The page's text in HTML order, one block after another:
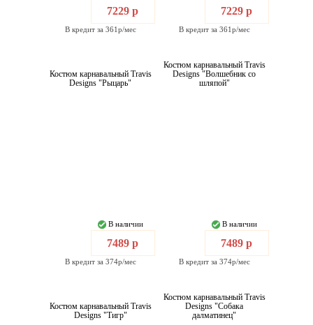
7229 р
В кредит за 361р/мес
7229 р
В кредит за 361р/мес
Костюм карнавальный Travis
Designs "Рыцарь"
В наличии
7489 р
В кредит за 374р/мес
Костюм карнавальный Travis
Designs "Волшебник со
шляпой"
В наличии
7489 р
В кредит за 374р/мес
Костюм карнавальный Travis
Designs "Тигр"
Костюм карнавальный Travis
Designs "Собака
далматинец"